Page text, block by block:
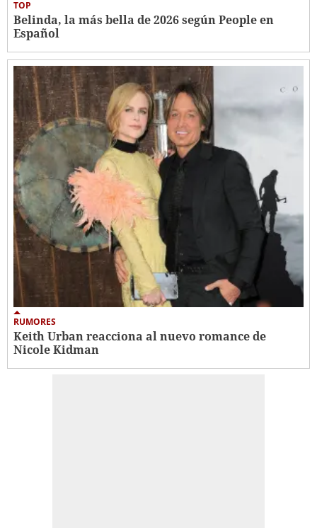
TOP
Belinda, la más bella de 2026 según People en
Español
RUMORES
Keith Urban reacciona al nuevo romance de
Nicole Kidman